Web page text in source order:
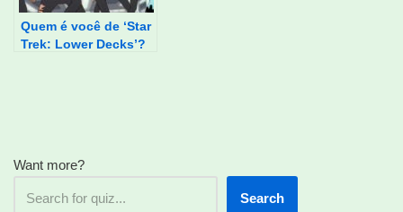
Quem é você de ‘Star
Trek: Lower Decks’?
Want more?
Search